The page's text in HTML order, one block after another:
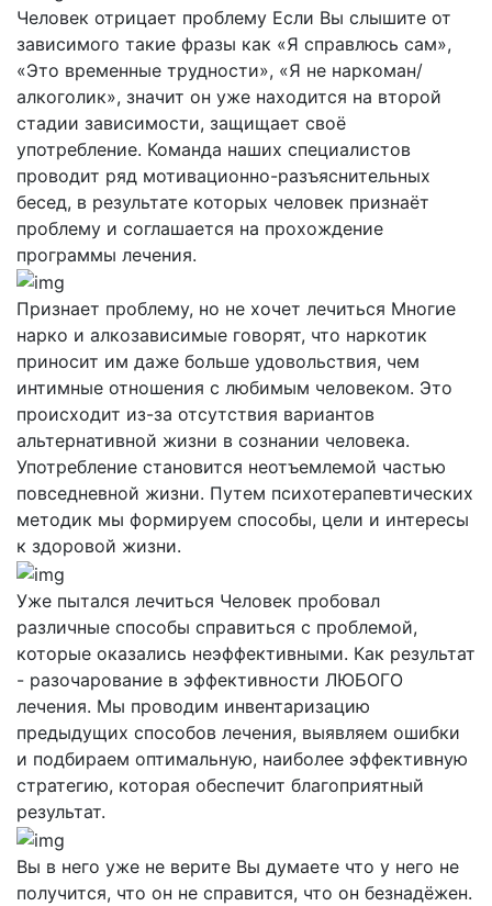
Человек отрицает проблему Если Вы слышите от
зависимого такие фразы как «Я справлюсь сам»,
«Это временные трудности», «Я не наркоман/
алкоголик», значит он уже находится на второй
стадии зависимости, защищает своё
употребление. Команда наших специалистов
проводит ряд мотивационно-разъяснительных
бесед, в результате которых человек признаёт
проблему и соглашается на прохождение
программы лечения.
Признает проблему, но не хочет лечиться Многие
нарко и алкозависимые говорят, что наркотик
приносит им даже больше удовольствия, чем
интимные отношения с любимым человеком. Это
происходит из-за отсутствия вариантов
альтернативной жизни в сознании человека.
Употребление становится неотъемлемой частью
повседневной жизни. Путем психотерапевтических
методик мы формируем способы, цели и интересы
к здоровой жизни.
Уже пытался лечиться Человек пробовал
различные способы справиться с проблемой,
которые оказались неэффективными. Как результат
- разочарование в эффективности ЛЮБОГО
лечения. Мы проводим инвентаризацию
предыдущих способов лечения, выявляем ошибки
и подбираем оптимальную, наиболее эффективную
стратегию, которая обеспечит благоприятный
результат.
Вы в него уже не верите Вы думаете что у него не
получится, что он не справится, что он безнадёжен.